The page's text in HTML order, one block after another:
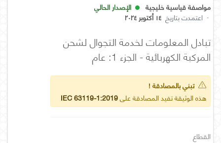
مواصفة قياسية خليجية
الإصدار الحالي
· اعتمدت بتاريخ ١٤ أكتوبر ٢٠٢٤
تبادل المعلومات لخدمة التجوال لشحن
المركبة الكهربائية - الجزء 1: عام
تبني بالمصادقة !
هذه الوثيقة تفيد المصادقة علىIEC 63119-1:2019
القطاع